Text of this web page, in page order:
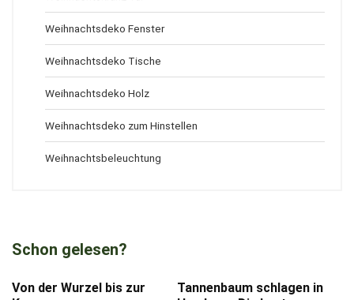
Weihnachtsdeko Fenster
Weihnachtsdeko Tische
Weihnachtsdeko Holz
Weihnachtsdeko zum Hinstellen
Weihnachtsbeleuchtung
Schon gelesen?
Von der Wurzel bis zur
Tannenbaum schlagen in